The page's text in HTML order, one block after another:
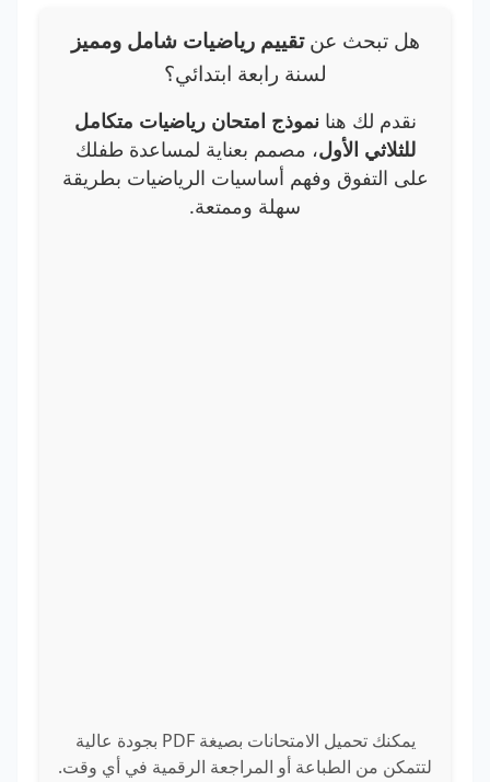
هل تبحث عنتقييم رياضيات شامل ومميز
لسنة رابعة ابتدائي؟
نقدم لك هنانموذج امتحان رياضيات متكامل
للثلاثي الأول، مصمم بعناية لمساعدة طفلك
على التفوق وفهم أساسيات الرياضيات بطريقة
سهلة وممتعة.
يمكنك تحميل الامتحانات بصيغة PDF بجودة عالية
لتتمكن من الطباعة أو المراجعة الرقمية في أي وقت.